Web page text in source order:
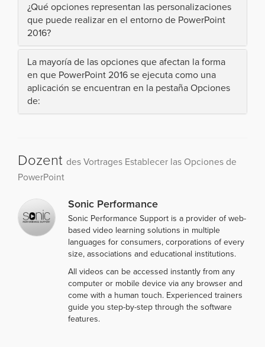
¿Qué opciones representan las personalizaciones
que puede realizar en el entorno de PowerPoint
2016?
La mayoría de las opciones que afectan la forma
en que PowerPoint 2016 se ejecuta como una
aplicación se encuentran en la pestaña Opciones
de:
Dozent des Vortrages Establecer las Opciones de
PowerPoint
Sonic Performance
Sonic Performance Support is a provider of web-
based video learning solutions in multiple
languages for consumers, corporations of every
size, associations and educational institutions.
All videos can be accessed instantly from any
computer or mobile device via any browser and
come with a human touch. Experienced trainers
guide you step-by-step through the software
features.